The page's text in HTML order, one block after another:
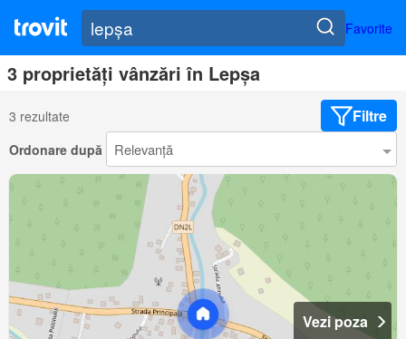
Favorite
3 proprietăți vânzări în Lepșa
3 rezultate Filtre
Ordonare după
Vezi poza